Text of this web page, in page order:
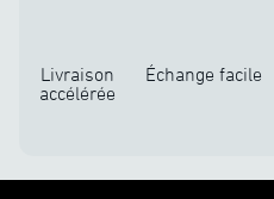
Livraison
accélérée
Échange facile